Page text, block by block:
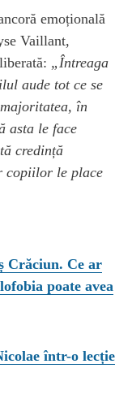
emoțională
Vaillant,
„Întreaga
aude tot ce se
în
asta le face
credință
copiilor le place
Crăciun. Ce ar
poate avea
într-o lecție